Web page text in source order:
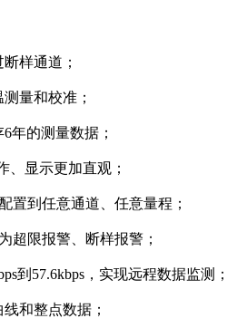
样通道；
量和校准；
6年的测量数据；
、显示更加直观；
置到任意通道、任意量程；
超限报警、断样报警；
到 57.6kbps ，实现远程数据监测；
和整点数据；